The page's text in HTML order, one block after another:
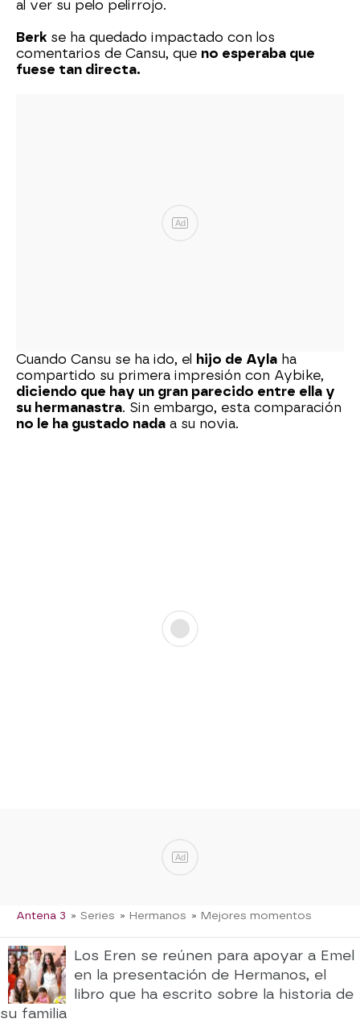
al ver su pelo pelirrojo.
Berk se ha quedado impactado con los
comentarios de Cansu, que no esperaba que
fuese tan directa.
Ad
Cuando Cansu se ha ido, el hijo de Ayla ha
compartido su primera impresión con Aybike,
diciendo que hay un gran parecido entre ella y
su hermanastra. Sin embargo, esta comparación
no le ha gustado nada a su novia.
Ad
Antena 3 » Series » Hermanos » Mejores momentos
Los Eren se reúnen para apoyar a Emel
en la presentación de Hermanos, el
libro que ha escrito sobre la historia de
su familia